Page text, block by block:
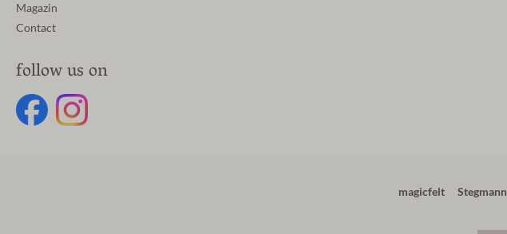
Magazin
Contact
follow us on
magicfelt Stegmann